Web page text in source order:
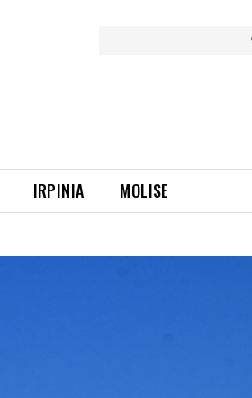
IRPINIA MOLISE